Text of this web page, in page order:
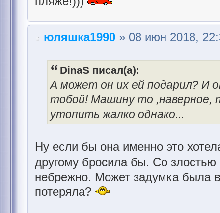
юляшка1990 » 08 июн 2018,
DinaS писал(а):
А может он их ей подарил? И
тобой! Машину то ,наверное,
утопить жалко однако...
Ну если бы она именно это
другому бросила бы. Со злостью
небрежно. Может задумка была
потеряла?